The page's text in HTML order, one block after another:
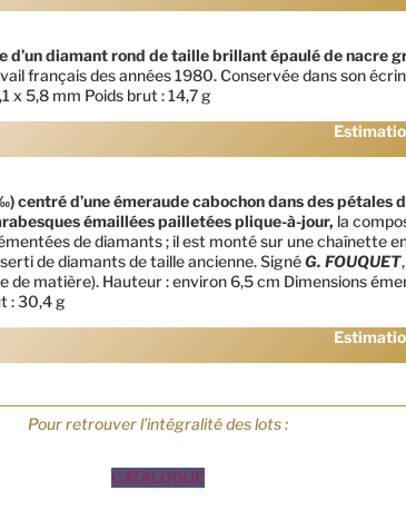
d’un diamant rond de taille brillant épaulé de nacre
français des années 1980. Conservée dans son
x 5,8 mm Poids brut : 14,7 g
centré d’une émeraude cabochon dans des pétales
émaillées pailletées plique-à-jour, la
de diamants ; il est monté sur une chaînette
de diamants de taille ancienne. SignéG. FOUQUET
de matière). Hauteur : environ 6,5 cm Dimensions
: 30,4 g
Pour retrouver l’intégralité des lots :
CATALOGUE